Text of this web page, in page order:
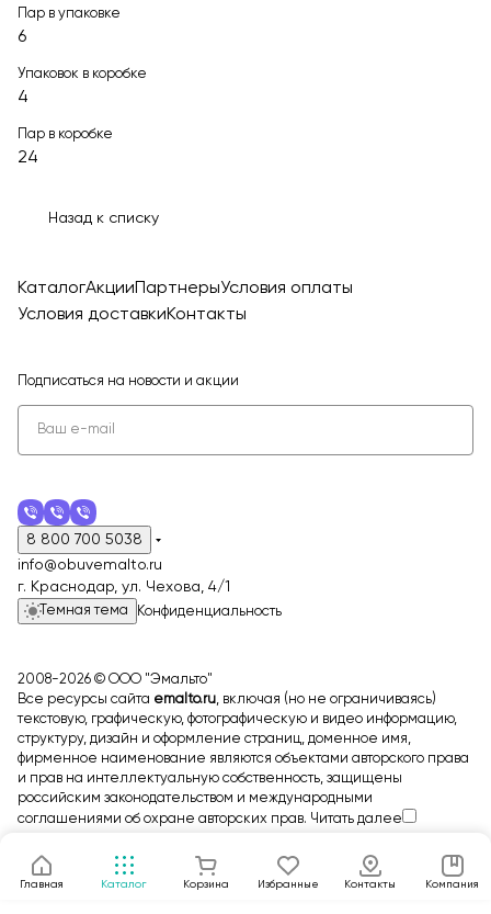
Пар в упаковке
6
Упаковок в коробке
4
Пар в коробке
24
Назад к списку
Главная Каталог Корзина Избранные Контакты Компания
КаталогАкции ПартнерыУсловия оплаты
Условия доставкиКонтакты
Подписаться на новости и акции
8 800 700 5038
info@obuvemalto.ru
г. Краснодар, ул. Чехова, 4/1
Темная тема Конфиденциальность
2008-2026 © ООО "Эмальто"
Все ресурсы сайта emalto.ru, включая (но не ограничиваясь)
текстовую, графическую, фотографическую и видео информацию,
структуру, дизайн и оформление страниц, доменное имя,
фирменное наименование являются объектами авторского права
и прав на интеллектуальную собственность, защищены
российским законодательством и международными
соглашениями об охране авторских прав. Читать далее